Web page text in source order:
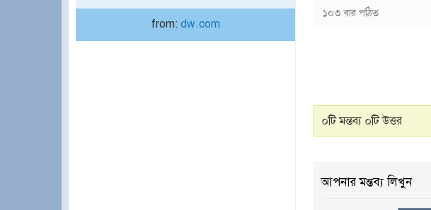
from: dw.com
১০৩ বার পঠিত
০টি মন্তব্য ০টি উত্তর
আপনার মন্তব্য লিখুন